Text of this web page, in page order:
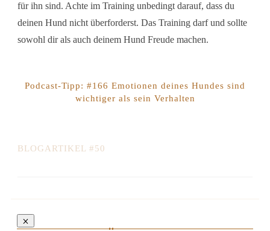
für ihn sind. Achte im Training unbedingt darauf, dass du
deinen Hund nicht überforderst. Das Training darf und sollte
sowohl dir als auch deinem Hund Freude machen.
Podcast-Tipp: #166 Emotionen deines Hundes sind
wichtiger als sein Verhalten
BLOGARTIKEL #50